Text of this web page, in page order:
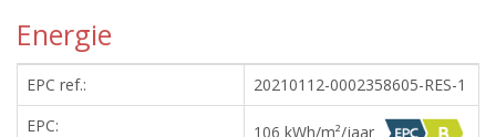
Energie
EPC ref.:
20210112-0002358605-RES-1
EPC:
106 kWh/m²/jaar